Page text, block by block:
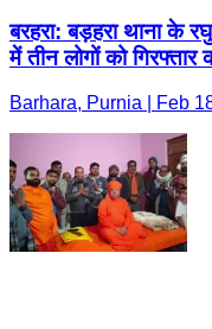
बरहरा: बड़हरा थाना के
में तीन लोगों को
Barhara, Purnia | Feb